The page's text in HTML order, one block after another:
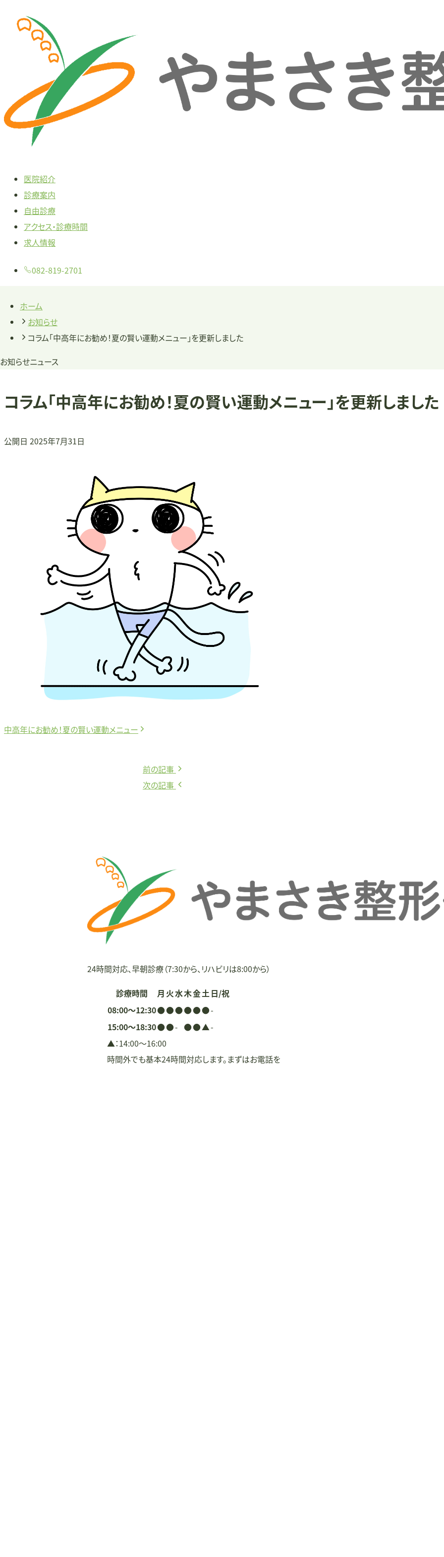
プ
医院紹介
診療案内
自由診療
アクセス・診療時間
求人情報
082-819-2701
お知らせニュース
ホーム
お知らせ
コラム「中高年にお勧め！夏の賢い運動メニュー」を更新しました
コラム「中高年にお勧め！夏の賢い運動メニュー」を更新しました
公開日 2025年7月31日
中高年にお勧め！夏の賢い運動メニュー
投
ー
シ
ン
前の記事 前
の
次の記事 次
24時間対応、早朝診療（7:30から、リハビリは8:00から）
診療時間 月 火水木金土日/祝
08:00〜12:30●●●●●●-
15:00〜18:30●●- ●●▲-
▲：14:00〜16:00
時間外でも基本24時間対応します。まずはお電話を